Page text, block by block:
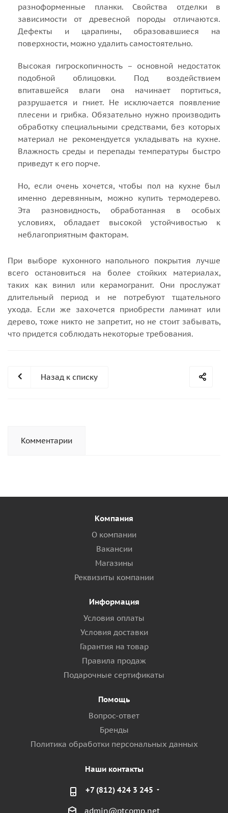
разноформенные планки. Свойства отделки в
зависимости от древесной породы отличаются.
Дефекты и царапины, образовавшиеся на
поверхности, можно удалить самостоятельно.
Высокая гигроскопичность – основной недостаток
подобной облицовки. Под воздействием
впитавшейся влаги она начинает портиться,
разрушается и гниет. Не исключается появление
плесени и грибка. Обязательно нужно производить
обработку специальными средствами, без которых
материал не рекомендуется укладывать на кухне.
Влажность среды и перепады температуры быстро
приведут к его порче.
Но, если очень хочется, чтобы пол на кухне был
именно деревянным, можно купить термодерево.
Эта разновидность, обработанная в особых
условиях, обладает высокой устойчивостью к
неблагоприятным факторам.
При выборе кухонного напольного покрытия лучше
всего остановиться на более стойких материалах,
таких как винил или керамогранит. Они прослужат
длительный период и не потребуют тщательного
ухода. Если же захочется приобрести ламинат или
дерево, тоже никто не запретит, но не стоит забывать,
что придется соблюдать некоторые требования.
Назад к списку
Комментарии
Компания
О компании
Вакансии
Магазины
Реквизиты компании
Информация
Условия оплаты
Условия доставки
Гарантия на товар
Правила продаж
Подарочные сертификаты
Помощь
Вопрос-ответ
Бренды
Политика обработки персональных данных
Наши контакты
+7 (812) 424 3 245
admin@ptcomp.net